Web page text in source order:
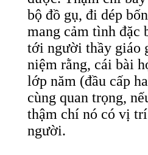
bộ đồ gụ, đi dép
mang cảm tình đặc
tới người thầy giáo
niệm rằng, cái bài
lớp năm (đầu cấp
cùng quan trọng,
thậm chí nó có vị
người.